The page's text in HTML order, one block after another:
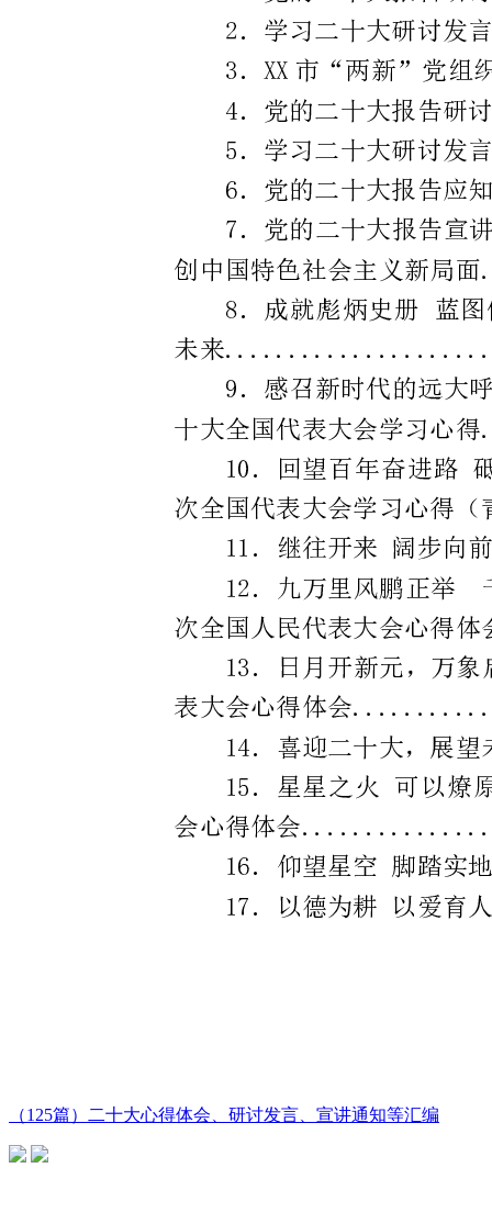
（125篇）二十大心得体会、研讨发言、宣讲通知等汇编